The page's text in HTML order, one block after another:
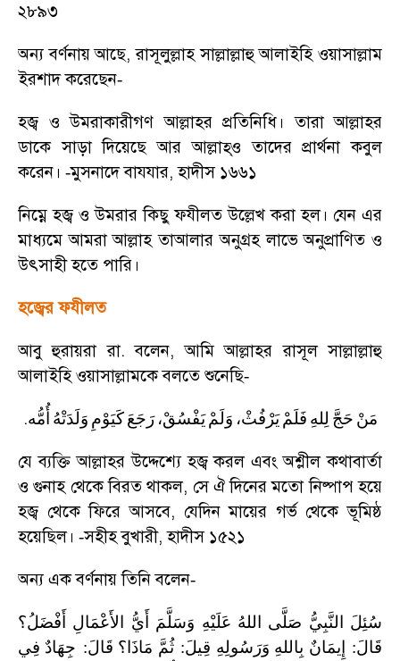
২৮৯৩
অন্য বর্ণনায় আছে,রাসূলুল্লাহ সাল্লাল্লাহু আলাইহি ওয়াসাল্লাম
ইরশাদ করেছেন-
হজ্ব ও উমরাকারীগণ আল্লাহর প্রতিনিধি। তারা আল্লাহর
ডাকে সাড়া দিয়েছে আর আল্লাহ্ও তাদের প্রার্থনা কবুল
করেন। -মুসনাদে বাযযার,হাদীস ১৬৬১
নিম্নে হজ্ব ও উমরার কিছু ফযীলত উল্লেখ করা হল। যেন এর
মাধ্যমে আমরা আল্লাহ তাআলার অনুগ্রহ লাভে অনুপ্রাণিত ও
উৎসাহী হতে পারি।
হজ্বের ফযীলত
আবু হুরায়রা রা. বলেন,আমি আল্লাহর রাসূল সাল্লাল্লাহু
আলাইহি ওয়াসাল্লামকে বলতে শুনেছি-
مَنْ حَجَّ لِلهِ فَلَمْ يَرْفُثْ، وَلَمْ يَفْسُقْ، رَجَعَ كَيَوْمِ وَلَدَتْهُ أُمُّه.
যে ব্যক্তি আল্লাহর উদ্দেশ্যে হজ্ব করল এবং অশ্লীল কথাবার্তা
ও গুনাহ থেকে বিরত থাকল, সে ঐ দিনের মতো নিষ্পাপ হয়ে
হজ্ব থেকে ফিরে আসবে, যেদিন মায়ের গর্ভ থেকে ভূমিষ্ঠ
হয়েছিল। -সহীহ বুখারী,হাদীস ১৫২১
অন্য এক বর্ণনায় তিনি বলেন-
سُئِلَ النَّبِيُّ صَلَّى اللهُ عَلَيْهِ وَسَلَّمَ أَيُّ الأَعْمَالِ
أَفْضَلُ؟
قَالَ: إِيمَانٌ بِاللهِ وَرَسُولِهِ قِيلَ:ثُمَّ مَاذَا؟ قَالَ: جِهَادٌ فِي